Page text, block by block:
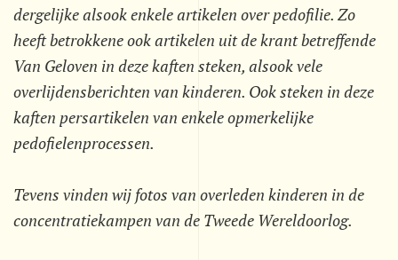
dergelijke alsook enkele artikelen over pedofilie. Zo
heeft betrokkene ook artikelen uit de krant betreffende
Van Geloven in deze kaften steken, alsook vele
overlijdensberichten van kinderen. Ook steken in deze
kaften persartikelen van enkele opmerkelijke
pedofielenprocessen.
Tevens vinden wij fotos van overleden kinderen in de
concentratiekampen van de Tweede Wereldoorlog.